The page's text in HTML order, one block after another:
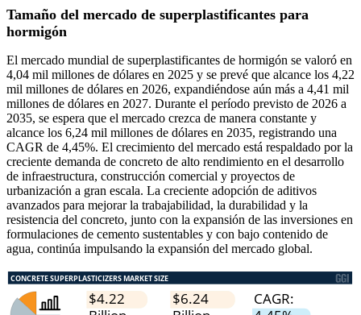
Tamaño del mercado de superplastificantes para
hormigón
El mercado mundial de superplastificantes de hormigón se valoró en
4,04 mil millones de dólares en 2025 y se prevé que alcance los 4,22
mil millones de dólares en 2026, expandiéndose aún más a 4,41 mil
millones de dólares en 2027. Durante el período previsto de 2026 a
2035, se espera que el mercado crezca de manera constante y
alcance los 6,24 mil millones de dólares en 2035, registrando una
CAGR de 4,45%. El crecimiento del mercado está respaldado por la
creciente demanda de concreto de alto rendimiento en el desarrollo
de infraestructura, construcción comercial y proyectos de
urbanización a gran escala. La creciente adopción de aditivos
avanzados para mejorar la trabajabilidad, la durabilidad y la
resistencia del concreto, junto con la expansión de las inversiones en
formulaciones de cemento sustentables y con bajo contenido de
agua, continúa impulsando la expansión del mercado global.